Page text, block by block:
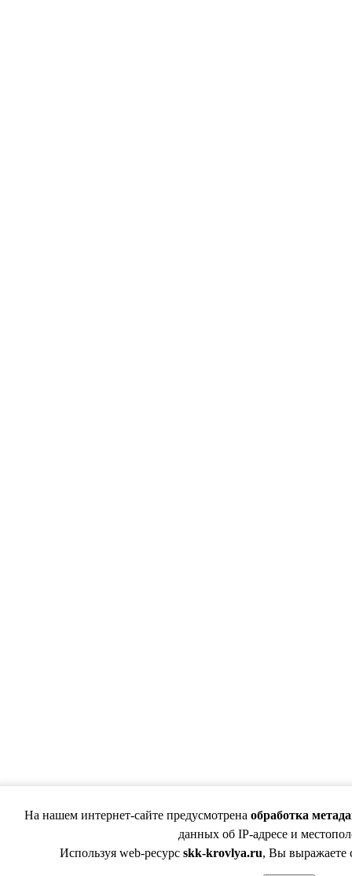
На нашем интернет-сайте предусмотрена обработка
данных об IP-адресе и
Используя web-ресурс skk-krovlya.ru, Вы выражаете